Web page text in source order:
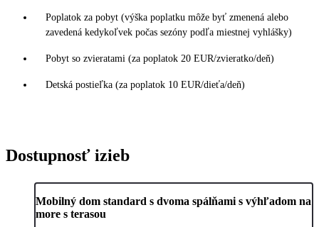
Poplatok za pobyt (výška poplatku môže byť zmenená alebo
zavedená kedykoľvek počas sezóny podľa miestnej vyhlášky)
Pobyt so zvieratami (za poplatok 20 EUR/zvieratko/deň)
Detská postieľka (za poplatok 10 EUR/dieťa/deň)
Dostupnosť izieb
Mobilný dom standard s dvoma spálňami s výhľadom na
more s terasou